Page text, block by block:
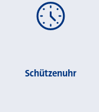
Schützenuhr